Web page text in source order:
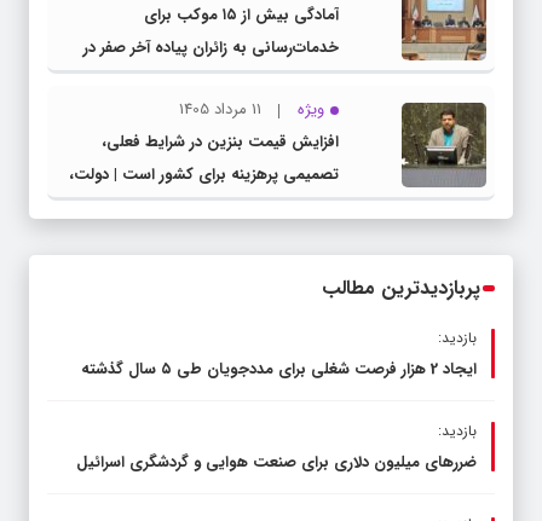
آمادگی بیش از ۱۵ موکب برای
خدمات‌رسانی به زائران پیاده آخر صفر در
شهرستان چناران
ویژه
11 مرداد 1405
افزایش قیمت بنزین در شرایط فعلی،
تصمیمی پرهزینه برای کشور است | دولت،
قاچاق سوخت و عوامل اصلی ناترازی را
پربازدیدترین مطالب
بازدید:
ایجاد 2 هزار فرصت شغلی برای مددجویان طی ۵ سال گذشته
بازدید:
ضررهای میلیون دلاری برای صنعت هوایی و گردشگری اسرائیل